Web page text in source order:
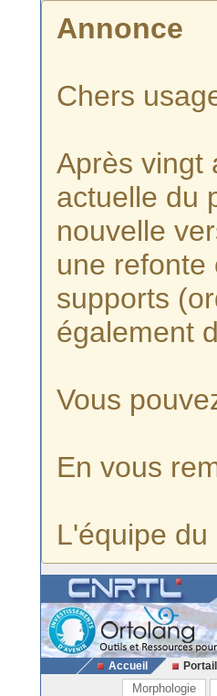
Annonce
Chers
Après vingt
actuelle du
nouvelle
une refonte
supports
également
Vous
En vous
L'équipe du
Accueil
Morphologie